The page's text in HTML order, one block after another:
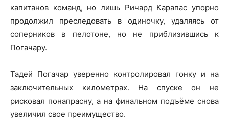
капитанов команд, но лишь Ричард Карапас упорно
продолжил преследовать в одиночку, удаляясь от
соперников в пелотоне, но не приблизившись к
Погачару.
Тадей Погачар уверенно контролировал гонку и на
заключительных километрах. На спуске он не
рисковал понапрасну, а на финальном подъёме снова
увеличил свое преимущество.